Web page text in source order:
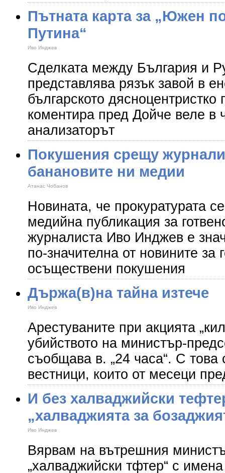
Пътната карта за „Южен
Путина“
Иво Инджев
Сделката между България и
представлява рязък завой в
българското дясноцентристко
коментира пред Дойче веле в
анализаторът
Покушения срещу
банановите ни медии
Атанас Чобанов
Новината, че прокуратурата
медийна публикация за
журналиста Иво Инджев е
по-значителна от новините за
осъществени покушения
Държа(в)на тайна изтече
Иво Инджев
Арестуваните при акцията
убийството на министър-
съобщава в. „24 часа“. С това
вестници, които от месеци
И без халваджийски
„халваджията за
Иво Инджев
Вярвам на вътрешния
„халваджийски тфтер“ с